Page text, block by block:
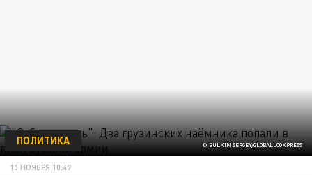
© BULKIN SERGEY/GLOBALLOOKPRESS
ПОЛИТИКА
15 НОЯБРЯ 10:49